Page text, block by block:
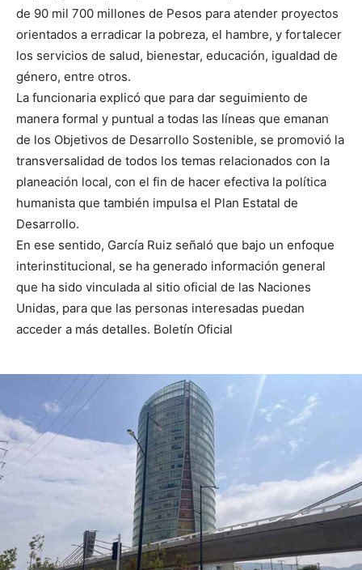
de 90 mil 700 millones de Pesos para atender proyectos
orientados a erradicar la pobreza, el hambre, y fortalecer
los servicios de salud, bienestar, educación, igualdad de
género, entre otros.
La funcionaria explicó que para dar seguimiento de
manera formal y puntual a todas las líneas que emanan
de los Objetivos de Desarrollo Sostenible, se promovió la
transversalidad de todos los temas relacionados con la
planeación local, con el fin de hacer efectiva la política
humanista que también impulsa el Plan Estatal de
Desarrollo.
En ese sentido, García Ruiz señaló que bajo un enfoque
interinstitucional, se ha generado información general
que ha sido vinculada al sitio oficial de las Naciones
Unidas, para que las personas interesadas puedan
acceder a más detalles. Boletín Oficial